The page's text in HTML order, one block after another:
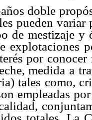
doble
pueden
de mestizaje
explotaciones
por
medida a
tales como,
empleadas